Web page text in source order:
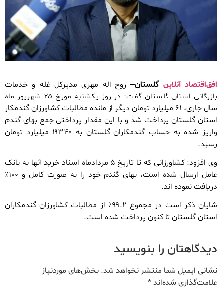
افق‌اقتصاد آنلاین گلستان– روح اله مهری مدیرکل غله و خدمات
بازرگانی استان گلستان گفت: در روز یکشنبه مورخ ۲۵ شهریور ماه
سال جاری، ۶۱ میلیارد تومان دیگر از مانده مطالبات کشاورزان گندمکار
استان گلستان پرداخت شد و با این مقدار پرداختی جمع بهای گندم
واریز شده به حساب گندمکاران گلستان به ۱۹۳۴۰ میلیارد تومان
رسید.
وی افزود: کشاورزانی که تا تاریخ ۵ مردادماه اسناد خرید آنها به بانک
عامل ارسال شده است، بهای گندم خود را به صورت کامل و ۱۰۰٪
دریافت نموده اند.
شایان ذکر است در مجموع ۹۹.۲٪ از مطالبات کشاورزان گندمکاران
استان گلستان تا کنون پرداخت شده است.
دیدگاهتان را بنویسید
نشانی ایمیل شما منتشر نخواهد شد. بخش‌های موردنیاز
علامت‌گذاری شده‌اند*